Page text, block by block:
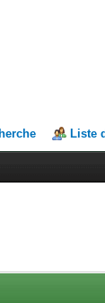
Liste